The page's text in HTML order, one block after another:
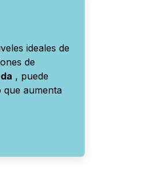
ideales de
de
, puede
que aumenta